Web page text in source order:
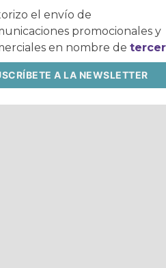
el envío de
promocionales y
en nombre de
A LA NEWSLETTER